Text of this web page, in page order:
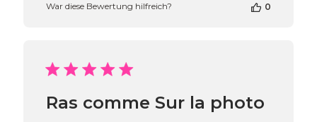
Inhabers
am
War diese Bewertung hilfreich? 0
Ras comme Sur la photo